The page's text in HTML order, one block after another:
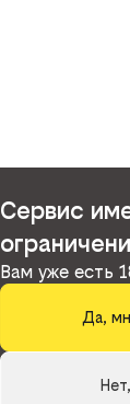
Сервис
Вам уже есть
Да,